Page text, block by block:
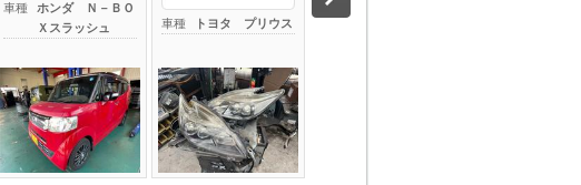
車種
ホンダ Ｎ－ＢＯ
Ｘスラッシュ
車種 トヨタ プリウス